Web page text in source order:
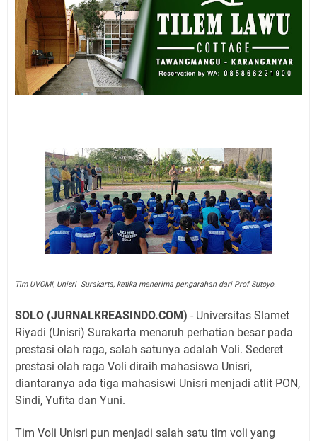
Tim UVOMI, Unisri Surakarta, ketika menerima pengarahan dari Prof Sutoyo.
SOLO (JURNALKREASINDO.COM) - Universitas Slamet
Riyadi (Unisri) Surakarta menaruh perhatian besar pada
prestasi olah raga, salah satunya adalah Voli. Sederet
prestasi olah raga Voli diraih mahasiswa Unisri,
diantaranya ada tiga mahasiswi Unisri menjadi atlit PON,
Sindi, Yufita dan Yuni.
Tim Voli Unisri pun menjadi salah satu tim voli yang